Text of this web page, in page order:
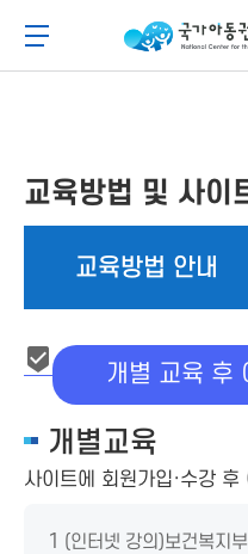
로
로
메뉴 버튼
아동이 행복한
교육방법 및 사이
교육방법 안내
개별 교육 후
개별교육
사이트에 회원가입·수강 후
1 (인터넷 강의)보건복지